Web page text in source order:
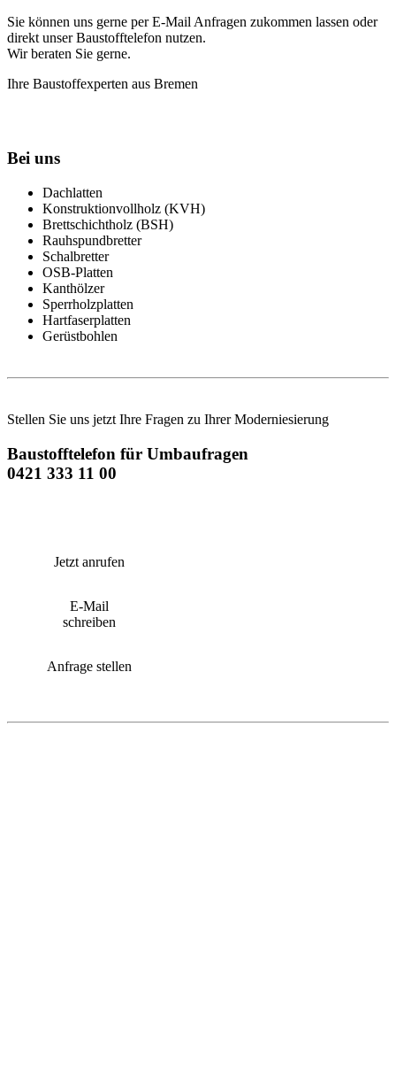
Sie können uns gerne per E-Mail Anfragen zukommen lassen oder
direkt unser Baustofftelefon nutzen.
Wir beraten Sie gerne.
Ihre Baustoffexperten aus Bremen
Bei uns
Dachlatten
Konstruktionvollholz (KVH)
Brettschichtholz (BSH)
Rauhspundbretter
Schalbretter
OSB-Platten
Kanthölzer
Sperrholzplatten
Hartfaserplatten
Gerüstbohlen
Stellen Sie uns jetzt Ihre Fragen zu Ihrer Moderniesierung
Baustofftelefon für Umbaufragen
0421 333 11 00
Jetzt anrufen
E-Mail
schreiben
Anfrage stellen